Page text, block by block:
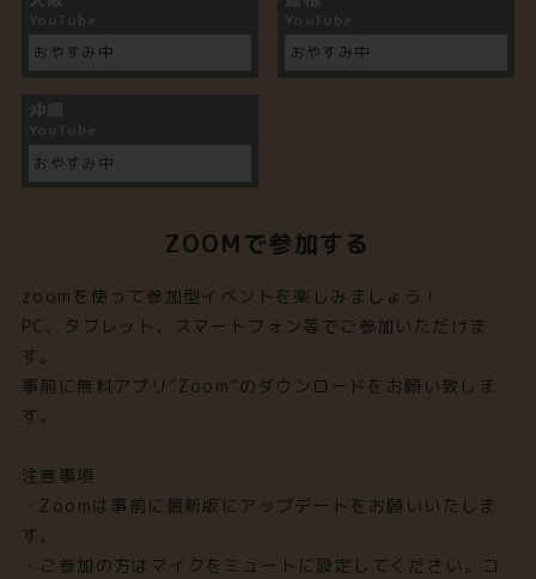
おやすみ中
おやすみ中
おやすみ中
ZOOMで参加する
zoomを使って参加型イベントを楽しみましょう！
PC、タブレット、スマートフォン等でご参加いただけま
す。
事前に無料アプリ”Zoom”のダウンロードをお願い致しま
す。
注意事項
・Zoomは事前に最新版にアップデートをお願いいたしま
す。
・ご参加の方はマイクをミュートに設定してください。コ